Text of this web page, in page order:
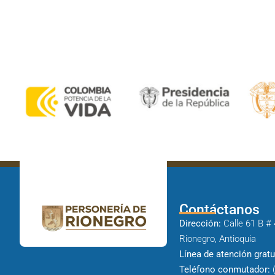
Contáctanos
Dirección: Calle 61 B #
Rionegro, Antioquia
Línea de atención
Teléfono conmutador: